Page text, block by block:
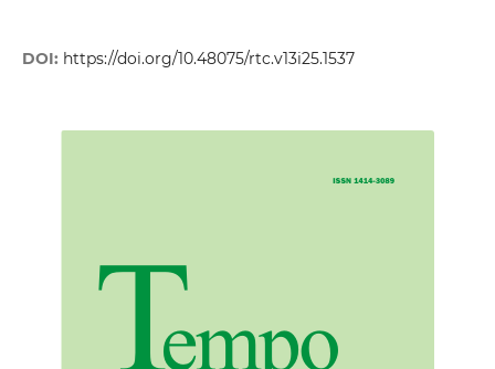
DOI: https://doi.org/10.48075/rtc.v13i25.1537